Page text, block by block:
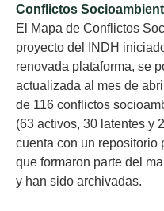
Conflictos
El Mapa de Conflictos
proyecto del INDH
renovada plataforma, se
actualizada al mes de
de 116 conflictos
(63 activos, 30 latentes y
cuenta con un repositorio
que formaron parte del
y han sido archivadas.